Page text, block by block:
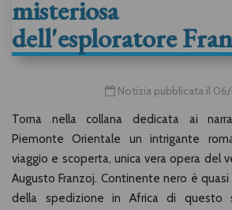
misteriosa
dell'esploratore
Notizia pubblicata il
Torna nella collana dedicata ai
Piemonte Orientale un intrigante
viaggio e scoperta, unica vera opera del
Augusto Franzoj. Continente nero è quasi
della spedizione in Africa di questo